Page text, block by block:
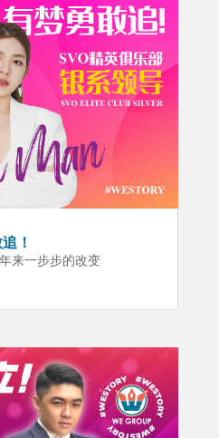
！
来一步步的改变